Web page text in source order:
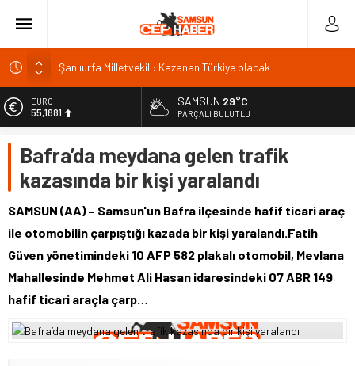
Şanlıurfa Milletvekili: Kazanan Türkiye olacak
İSDEMİR’in 2026 ilk yarı yatırımları büyük ivme kazandı
Trabzonspor’da kombine satışında rekor: 18 bin
Van Gölü’ne 4 yeni ücretsiz halk plajı yapılacak
EURO
55,1881
6.660,55
BİST
13.779,39
47,7111
SAMSUN 29°C
PARÇALI BULUTLU
Bafra’da meydana gelen trafik
kazasında bir kişi yaralandı
SAMSUN (AA) – Samsun'un Bafra ilçesinde hafif ticari araç
ile otomobilin çarpıştığı kazada bir kişi yaralandı.Fatih
Güven yönetimindeki 10 AFP 582 plakalı otomobil, Mevlana
Mahallesinde Mehmet Ali Hasan idaresindeki 07 ABR 149
hafif ticari araçla çarp…